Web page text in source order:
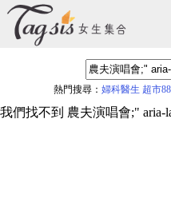
熱門搜尋： 婦科醫生 超市
我們找不到 農夫演唱會;" aria-